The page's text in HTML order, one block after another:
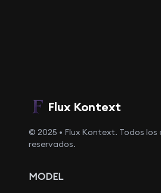
Flux Kontext
© 2025 • Flux Kontext. Todos los
reservados.
MODEL